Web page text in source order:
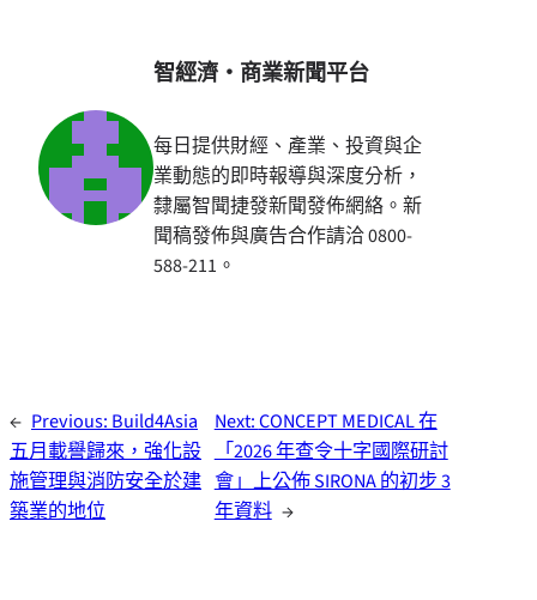
智經濟・商業新聞平台
每日提供財經、產業、投資與企
業動態的即時報導與深度分析，
隸屬智聞捷發新聞發佈網絡。新
聞稿發佈與廣告合作請洽 0800-
588-211。
← Previous: Build4Asia
五月載譽歸來，強化設
施管理與消防安全於建
築業的地位
Next:CONCEPT MEDICAL 在
「2026 年查令十字國際研討
會」上公佈 SIRONA 的初步 3
年資料 →